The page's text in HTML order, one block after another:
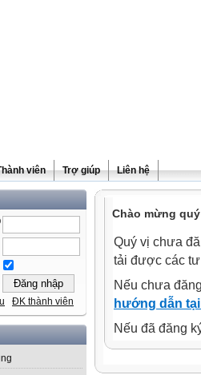
viên Trợ giúp Liên hệ
ĐK thành viên
Chào mừng
Quý vị chưa
tải được các
Nếu chưa
hướng dẫn
Nếu đã đăng